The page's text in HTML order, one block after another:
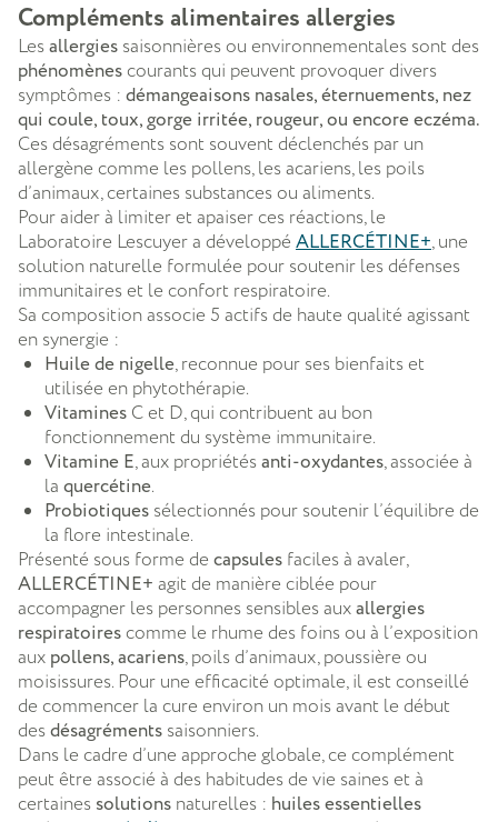
Compléments alimentaires allergies
Lesallergies saisonnières ou environnementales sont des
phénomènes courants qui peuvent provoquer divers
symptômes : démangeaisons nasales, éternuements, nez
qui coule, toux, gorge irritée, rougeur, ou encore eczéma.
Ces désagréments sont souvent déclenchés par un
allergène comme les pollens, les acariens, les poils
d’animaux, certaines substances ou aliments.
Pour aider à limiter et apaiser ces réactions, le
Laboratoire Lescuyer a développé ALLERCÉTINE+, une
solution naturelle formulée pour soutenir les défenses
immunitaires et le confort respiratoire.
Sa composition associe 5 actifs de haute qualité agissant
en synergie :
Huile de nigelle, reconnue pour ses bienfaits et
utilisée en phytothérapie.
Vitamines C et D, qui contribuent au bon
fonctionnement du système immunitaire.
Vitamine E, aux propriétésanti-oxydantes, associée à
la quercétine.
Probiotiques sélectionnés pour soutenir l’équilibre de
la flore intestinale.
Présenté sous forme de capsules faciles à avaler,
ALLERCÉTINE+ agit de manière ciblée pour
accompagner les personnes sensibles auxallergies
respiratoires comme le rhume des foins ou à l’exposition
aux pollens, acariens, poils d’animaux, poussière ou
moisissures. Pour une efficacité optimale, il est conseillé
de commencer la cure environ un mois avant le début
desdésagréments saisonniers.
Dans le cadre d’une approche globale, ce complément
peut être associé à des habitudes de vie saines et à
certaines solutions naturelles : huiles essentielles